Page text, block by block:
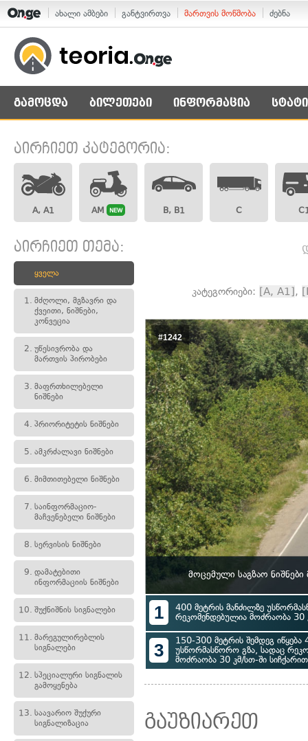
ახალი ამბები განტვირთვა მართვის მოწმობა ძებნა
გამოცდა ბილეთები ინფორმაცია
აირჩიეთ კატეგორია:
A, A1 AM NEW B, B1 C
აირჩიეთ თემა:
ყველა
1. მძღოლი, მგზავრი და
ქვეითი, ნიშნები,
კონვეცია
2. უწესივრობა და
მართვის პირობები
3. მაფრთხილებელი
ნიშნები
4. პრიორიტეტის ნიშნები
5. ამკრძალავი ნიშნები
6. მიმთითებელი ნიშნები
7. საინფორმაციო-
მაჩვენებელი ნიშნები
8. სერვისის ნიშნები
9. დამატებითი
ინფორმაციის ნიშნები
10. შუქნიშნის სიგნალები
11. მარეგულირებლის
სიგნალები
12. სპეციალური სიგნალის
გამოყენება
13. საავარიო შუქური
სიგნალიზაცია
კატეგორიები: [A, A1],
#1242
მოცემული საგზაო
1
400 მეტრის მანძილზე
რეკომენდებულია მოძრაობა 30
3
150-300 მეტრის შემდეგ იწყება
უსწორმასწორო გზა, სადაც
მოძრაობა 30 კმ/სთ-ში სიჩქარით
გაუზიარეთ